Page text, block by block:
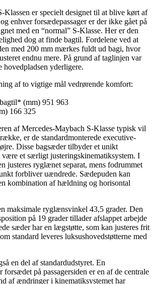
Klassen er specielt designet til at blive kørt af
enhver forsædepassager er der ikke gået på
med en “normal” S-Klasse. Her er den
dog at finde bagtil. Fordelene ved at
med 200 mm mærkes fuldt ud bagi, hvor
endnu mere. På grund af taglinjen var
hovedpladsen yderligere.
af to vigtige mål vedrørende komfort:
(mm) 951 963
166 325
af Mercedes-Maybach S-Klasse typisk vil
er de standardmonterede executive-
Disse bagsæder tilbyder et unikt
et særligt justeringskinematiksystem. I
justeres ryglænet separat, mens fodrummet
forbliver uændrede. Sædepuden kan
kombination af hældning og horisontal
maksimale ryglænsvinkel 43,5 grader. Den
på 19 grader tillader afslappet arbejde
sæder har en lægstøtte, som kan justeres frit
standard leveres luksushovedstøtterne med
en del af standardudstyret. En
på passagersiden er en af de centrale
af ændringer i kinematiksystemet har